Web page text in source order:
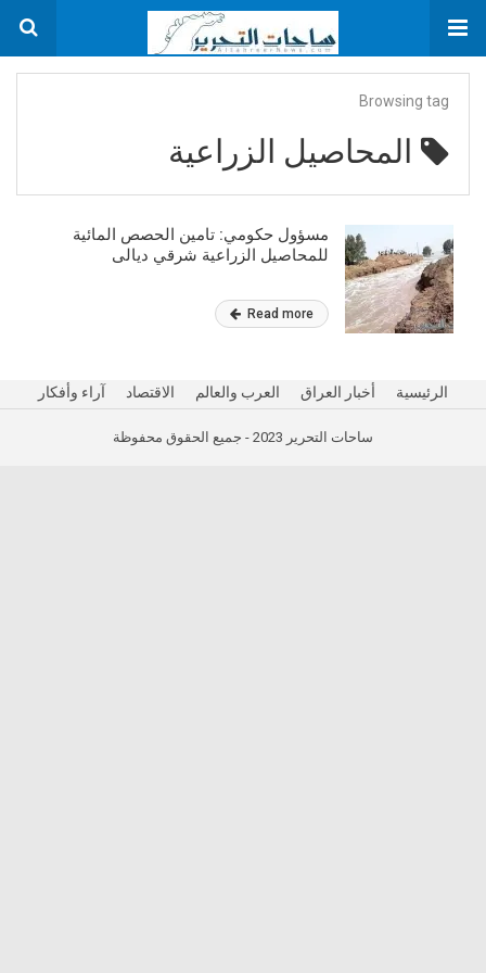
Browsing tag
المحاصيل الزراعية
مسؤول حكومي: تامين الحصص المائية
للمحاصيل الزراعية شرقي ديالى
Read more
الرئيسية أخبار العراق العرب والعالم الاقتصاد آراء وأفكار
ساحات التحرير 2023 - جميع الحقوق محفوظة